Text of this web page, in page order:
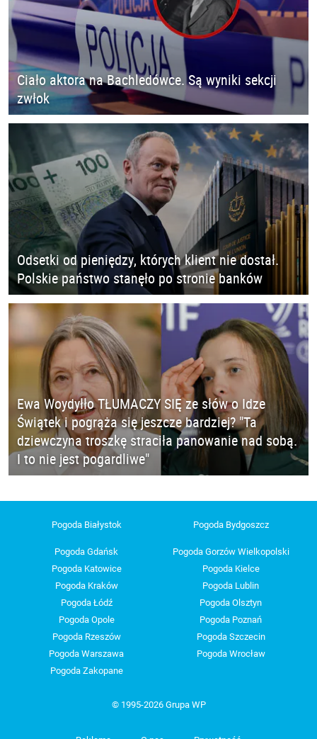
Ciało aktora na Bachledówce. Są wyniki sekcji
zwłok
Odsetki od pieniędzy, których klient nie dostał.
Polskie państwo stanęło po stronie banków
Ewa Woydyłło TŁUMACZY SIĘ ze słów o Idze
Świątek i pogrąża się jeszcze bardziej? "Ta
dziewczyna troszkę straciła panowanie nad sobą.
I to nie jest pogardliwe"
Pogoda Białystok Pogoda Bydgoszcz
Pogoda Gdańsk
Pogoda Gorzów Wielkopolski
Pogoda Katowice
Pogoda Kielce
Pogoda Kraków
Pogoda Lublin
Pogoda Łódź
Pogoda Olsztyn
Pogoda Opole
Pogoda Poznań
Pogoda Rzeszów
Pogoda Szczecin
Pogoda Warszawa
Pogoda Wrocław
Pogoda Zakopane
© 1995-2026 Grupa WP